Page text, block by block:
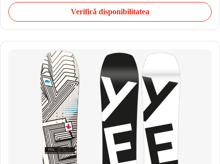
Verifică disponibilitatea